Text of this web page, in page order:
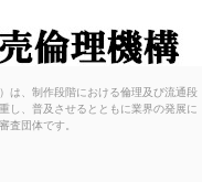
映像制
構
は、制作段階における倫理及び流通段
し、普及させるとともに業界の発展に
査団体です。